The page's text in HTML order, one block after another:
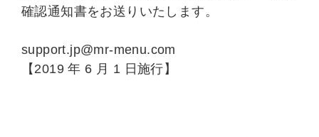
確認通知書をお送りいたします。
support.jp@mr-menu.com
【2019 年 6 月 1 日施行】